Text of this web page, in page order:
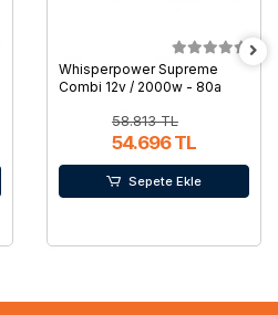
Whisperpower Supreme
Combi 12v / 2000w - 80a
58.813 TL
54.696 TL
Sepete Ekle